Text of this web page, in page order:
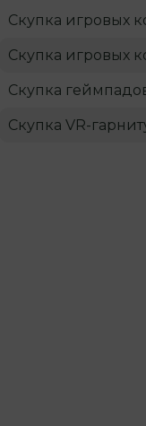
Скупка игровых
Скупка игровых
Скупка
Скупка VR-